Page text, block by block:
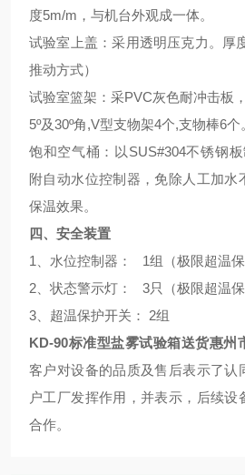
度5m/m，与机台外观成一体。
试验室上盖：采用透明压克力。厚
推动方式）
试验室篮架：采PVC灰色耐冲击板
5º及30º角,V型支物架4个,支物棒6个
饱和空气桶：以SUS#304不锈钢
附自动水位控制器，免除人工加水
保温效果。
四、安全装置
1、水位控制器： 1组（极限超温保
2、状态警示灯： 3只（极限超温保
3、超温保护开关： 2组
KD-90标准型盐雾试验箱送货惠州
客户对设备的品质及售后表示了认
户工厂发挥作用，并表示，后续设
合作。